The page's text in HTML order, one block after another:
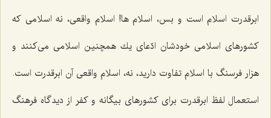
ابرقدرت اسلام است و بس، اسلام ها! اسلام واقعی، نه اسلامی كه
كشورهای اسلامی خودشان ادّعای یك همچنین اسلامی می‌كنند و
هزار فرسنگ با اسلام تفاوت دارید، نه، اسلام واقعی آن ابرقدرت است.
استعمال لفظ ابرقدرت برای كشورهای بیگانه و كفر از دیدگاه فرهنگ